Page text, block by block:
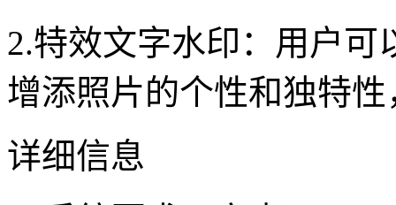
2.特效文字水印：用户
增添照片的个性和独特
详细信息